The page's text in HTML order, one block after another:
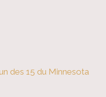
des 15 du Minnesota